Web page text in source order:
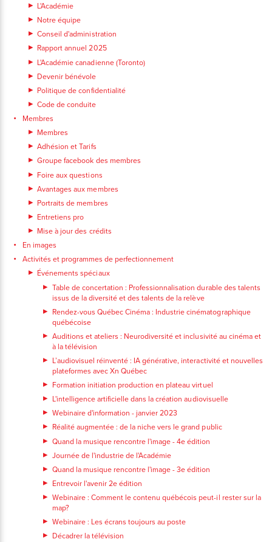
L'Académie
Notre équipe
Conseil d'administration
Rapport annuel 2025
L'Académie canadienne (Toronto)
Devenir bénévole
Politique de confidentialité
Code de conduite
Membres
Membres
Adhésion et Tarifs
Groupe facebook des membres
Foire aux questions
Avantages aux membres
Portraits de membres
Entretiens pro
Mise à jour des crédits
En images
Activités et programmes de perfectionnement
Événements spéciaux
Table de concertation : Professionnalisation durable des talents
issus de la diversité et des talents de la relève
Rendez-vous Québec Cinéma : Industrie cinématographique
québécoise
Auditions et ateliers : Neurodiversité et inclusivité au cinéma et
à la télévision
L’audiovisuel réinventé : IA générative, interactivité et nouvelles
plateformes avec Xn Québec
Formation initiation production en plateau virtuel
L'intelligence artificielle dans la création audiovisuelle
Webinaire d'information - janvier 2023
Réalité augmentée : de la niche vers le grand public
Quand la musique rencontre l'image - 4e édition
Journée de l'industrie de l'Académie
Quand la musique rencontre l'image - 3e édition
Entrevoir l'avenir 2e édition
Webinaire : Comment le contenu québécois peut-il rester sur la
map?
Webinaire : Les écrans toujours au poste
Décadrer la télévision